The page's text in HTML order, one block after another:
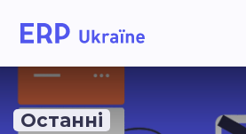
Останні